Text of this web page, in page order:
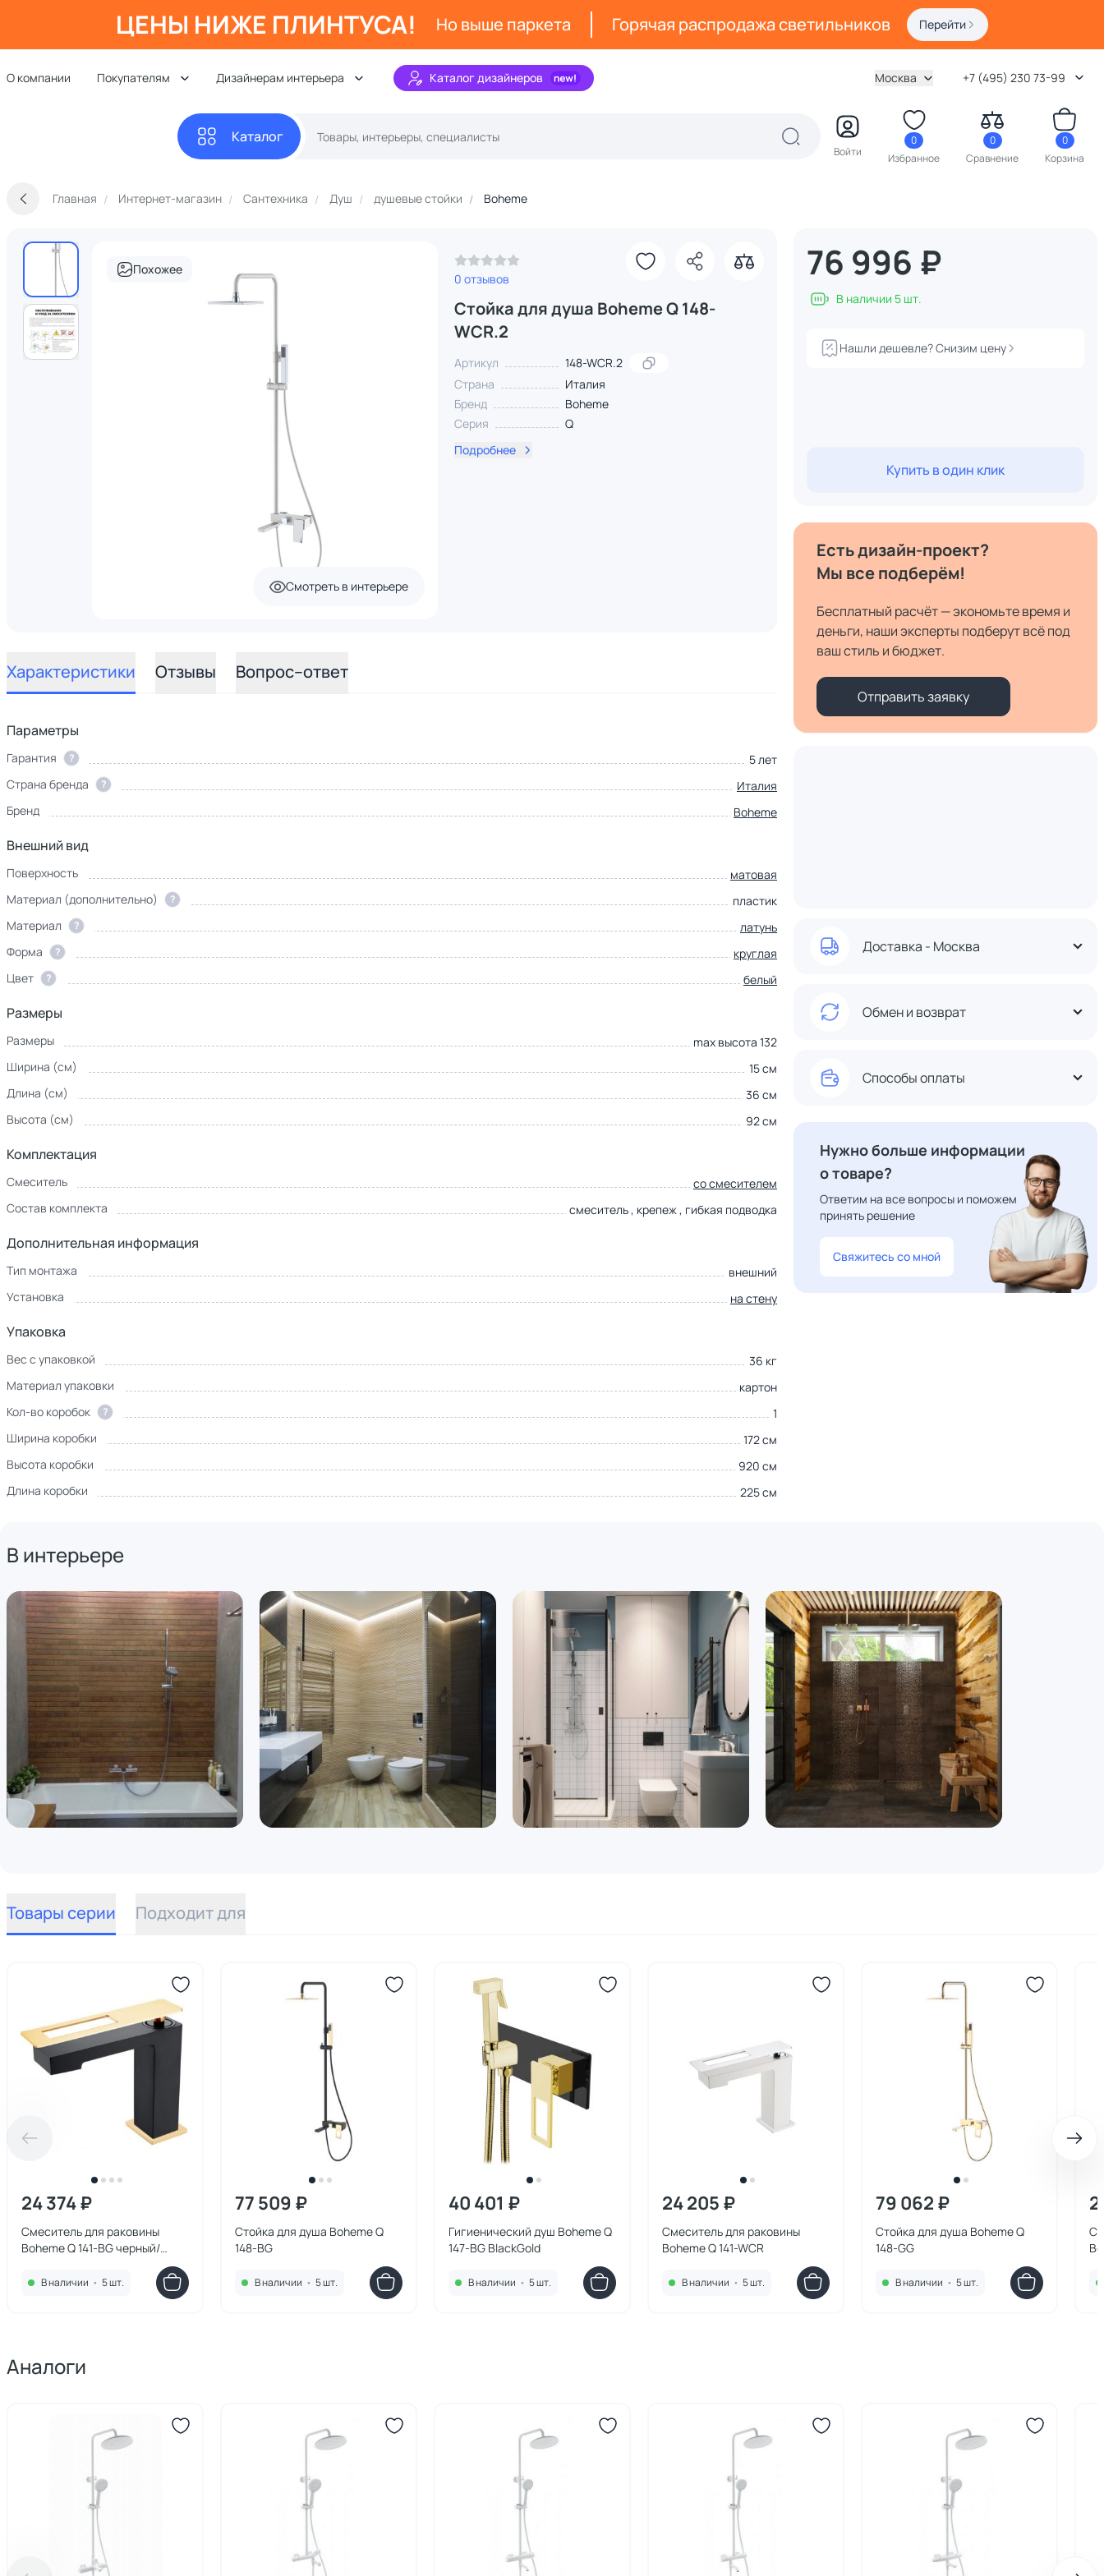
ЦЕНЫ НИЖЕ ПЛИНТУСА! Но выше паркета Горячая распродажа светильников Перейти
О компании Покупателям Дизайнерам интерьера Каталог дизайнеров Москва +7 (495) 230 73-99
Каталог
Войти
0
Избранное
0
Сравнение
0
Корзина
Главная Интернет-магазин Сантехника Душ душевые стойки Boheme
Похожее
Смотреть в интерьере
0 отзывов
Стойка для душа Boheme Q 148-
WCR.2
Артикул
148-WCR.2
Страна
Италия
Бренд
Boheme
Серия
Q
Подробнее
Характеристики Отзывы Вопрос–ответ
Параметры
Гарантия ?
5 лет
Страна бренда
?
Италия
Бренд
Boheme
Внешний вид
Поверхность
матовая
Материал (дополнительно)
?
пластик
Материал
?
латунь
Форма
?
круглая
Цвет
? белый
Размеры
Размеры
max высота 132
Ширина (см)
15 см
Длина (см)
36 см
Высота (см)
92 см
Комплектация
Смеситель
со смесителем
Состав комплекта
смеситель , крепеж , гибкая подводка
Дополнительная информация
Тип монтажа
внешний
Установка
на стену
Упаковка
Вес с упаковкой
36 кг
Материал упаковки
картон
Кол-во коробок
?
1
Ширина коробки
172 см
Высота коробки
920 см
Длина коробки
225 см
76 996 ₽
В наличии 5 шт.
Нашли дешевле? Снизим цену
Купить в один клик
Есть дизайн-проект?
Мы все подберём!
Бесплатный расчёт — экономьте время и
деньги, наши эксперты подберут всё под
ваш стиль и бюджет.
Отправить заявку
Доставка - Москва
Обмен и возврат
Способы оплаты
Нужно больше информации
о товаре?
Ответим на все вопросы и поможем
принять решение
Свяжитесь со мной
В интерьере
Товары серии Подходит для
24 374 ₽
Смеситель для раковины
Boheme Q 141-BG черный/
В наличии • 5 шт.
77 509 ₽
Стойка для душа Boheme Q
148-BG
В наличии • 5 шт.
40 401 ₽
Гигиенический душ Boheme Q
147-BG BlackGold
В наличии • 5 шт.
24 205 ₽
Смеситель для раковины
Boheme Q 141-WCR
В наличии • 5 шт.
79 062 ₽
Стойка для душа Boheme Q
148-GG
В наличии • 5 шт.
Аналоги